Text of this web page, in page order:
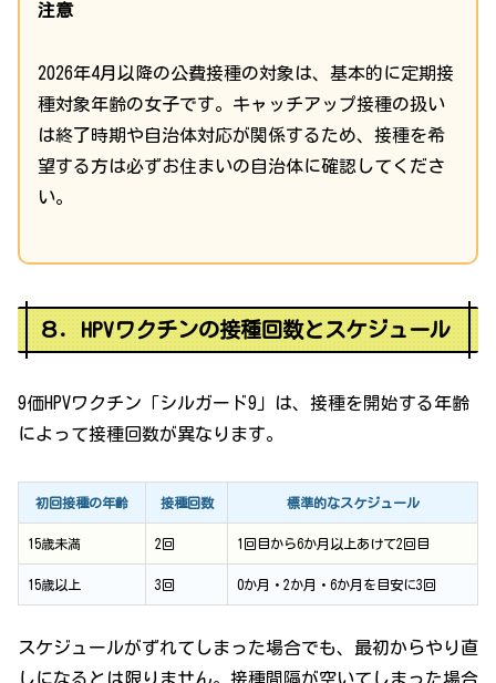
注意
2026年4月以降の公費接種の対象は、基本的に定期接
種対象年齢の女子です。キャッチアップ接種の扱い
は終了時期や自治体対応が関係するため、接種を希
望する方は必ずお住まいの自治体に確認してくださ
い。
８．HPVワクチンの接種回数とスケジュール
9価HPVワクチン「シルガード9」は、接種を開始する年齢
によって接種回数が異なります。
初回接種の年齢 接種回数 標準的なスケジュール
15歳未満 2回 1回目から6か月以上あけて2回目
15歳以上 3回 0か月・2か月・6か月を目安に3回
スケジュールがずれてしまった場合でも、最初からやり直
しになるとは限りません。接種間隔が空いてしまった場合